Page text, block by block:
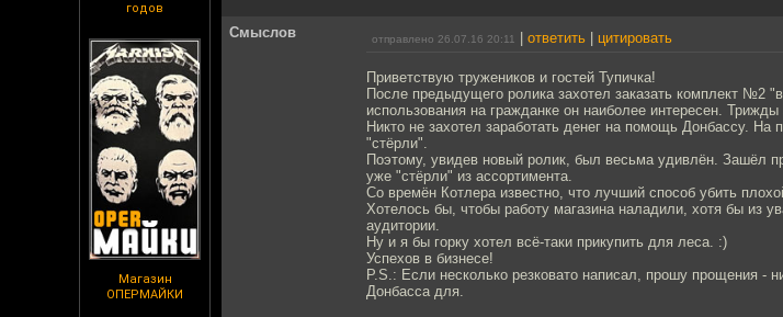
годов
Магазин
ОПЕРМАЙКИ
Смыслов отправлено 26.07.16 20:11 ответить цитировать
Приветствую тружеников и гостей Тупичка!
После предыдущего ролика захотел заказать комплект №2
использования на гражданке он наиболее интересен.
Никто не захотел заработать денег на помощь Донбассу. На
"стёрли".
Поэтому, увидев новый ролик, был весьма удивлён. Зашёл
уже "стёрли" из ассортимента.
Со времён Котлера известно, что лучший способ убить
Хотелось бы, чтобы работу магазина наладили, хотя бы из
аудитории.
Ну и я бы горку хотел всё-таки прикупить для леса. :)
Успехов в бизнесе!
P.S.: Если несколько резковато написал, прошу прощения -
Донбасса для.